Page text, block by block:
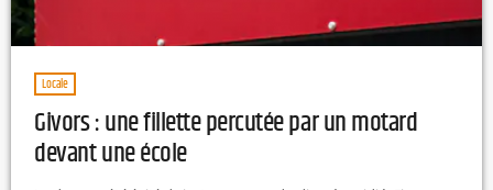
Locale
Givors : une fillette percutée par un motard
devant une école